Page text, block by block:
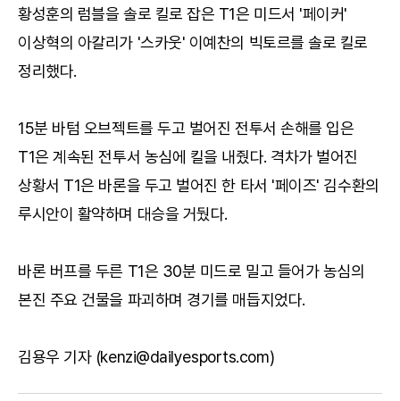
황성훈의 럼블을 솔로 킬로 잡은 T1은 미드서 '페이커'
이상혁의 아칼리가 '스카웃' 이예찬의 빅토르를 솔로 킬로
정리했다.
15분 바텀 오브젝트를 두고 벌어진 전투서 손해를 입은
T1은 계속된 전투서 농심에 킬을 내줬다. 격차가 벌어진
상황서 T1은 바론을 두고 벌어진 한 타서 '페이즈' 김수환의
루시안이 활약하며 대승을 거뒀다.
바론 버프를 두른 T1은 30분 미드로 밀고 들어가 농심의
본진 주요 건물을 파괴하며 경기를 매듭지었다.
김용우 기자 (kenzi@dailyesports.com)